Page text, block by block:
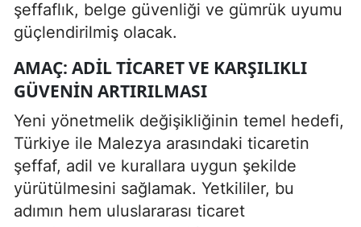
şeffaflık, belge güvenliği ve gümrük uyumu
güçlendirilmiş olacak.
AMAÇ: ADIL TICARET VE KARŞILIKLI
GÜVENIN ARTIRILMASI
Yeni yönetmelik değişikliğinin temel hedefi,
Türkiye ile Malezya arasındaki ticaretin
şeffaf, adil ve kurallara uygun şekilde
yürütülmesini sağlamak. Yetkililer, bu
adımın hem uluslararası ticaret